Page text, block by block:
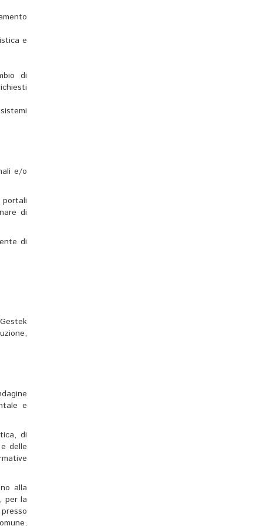
e
di
e/o
portali
di
di
e
di
delle
alla
per la